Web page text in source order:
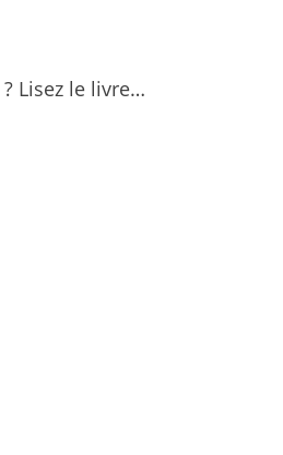
Lisez le livre…